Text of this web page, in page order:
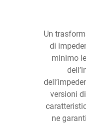
Un
di
minimo
versioni
ne